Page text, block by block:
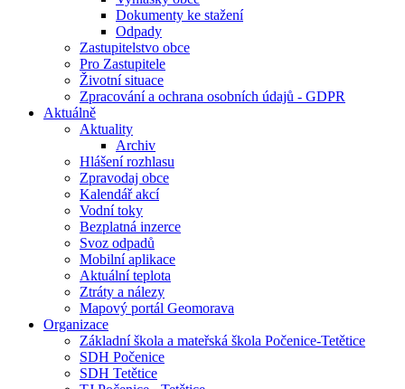
Dokumenty ke stažení
Odpady
Zastupitelstvo obce
Pro Zastupitele
Životní situace
Zpracování a ochrana osobních údajů - GDPR
Aktuálně
Aktuality
Archiv
Hlášení rozhlasu
Zpravodaj obce
Kalendář akcí
Vodní toky
Bezplatná inzerce
Svoz odpadů
Mobilní aplikace
Aktuální teplota
Ztráty a nálezy
Mapový portál Geomorava
Organizace
Základní škola a mateřská škola Počenice-Tetětice
SDH Počenice
SDH Tetětice